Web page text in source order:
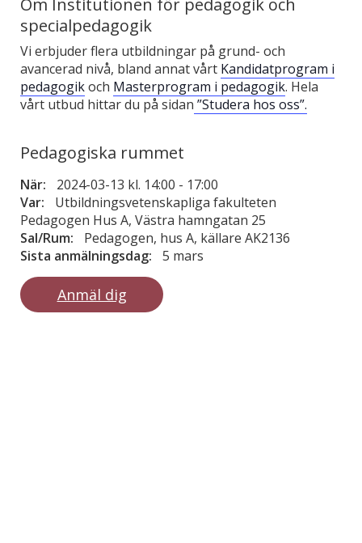
Om Institutionen för pedagogik och
specialpedagogik
Vi erbjuder flera utbildningar på grund- och
avancerad nivå, bland annat vårt Kandidatprogram i
pedagogikoch Masterprogram i pedagogik. Hela
vårt utbud hittar du på sidan ”Studera hos oss”.
Pedagogiska rummet
När: 2024-03-13 kl. 14:00 - 17:00
Var:
Utbildningsvetenskapliga fakulteten
Pedagogen Hus A, Västra hamngatan 25
Sal/Rum:
Pedagogen, hus A, källare AK2136
Sista anmälningsdag:
5 mars
Anmäl dig